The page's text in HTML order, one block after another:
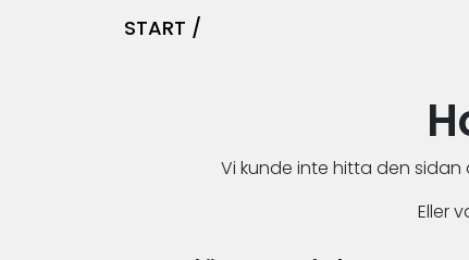
START /
Vi kunde inte hitta den
Eller